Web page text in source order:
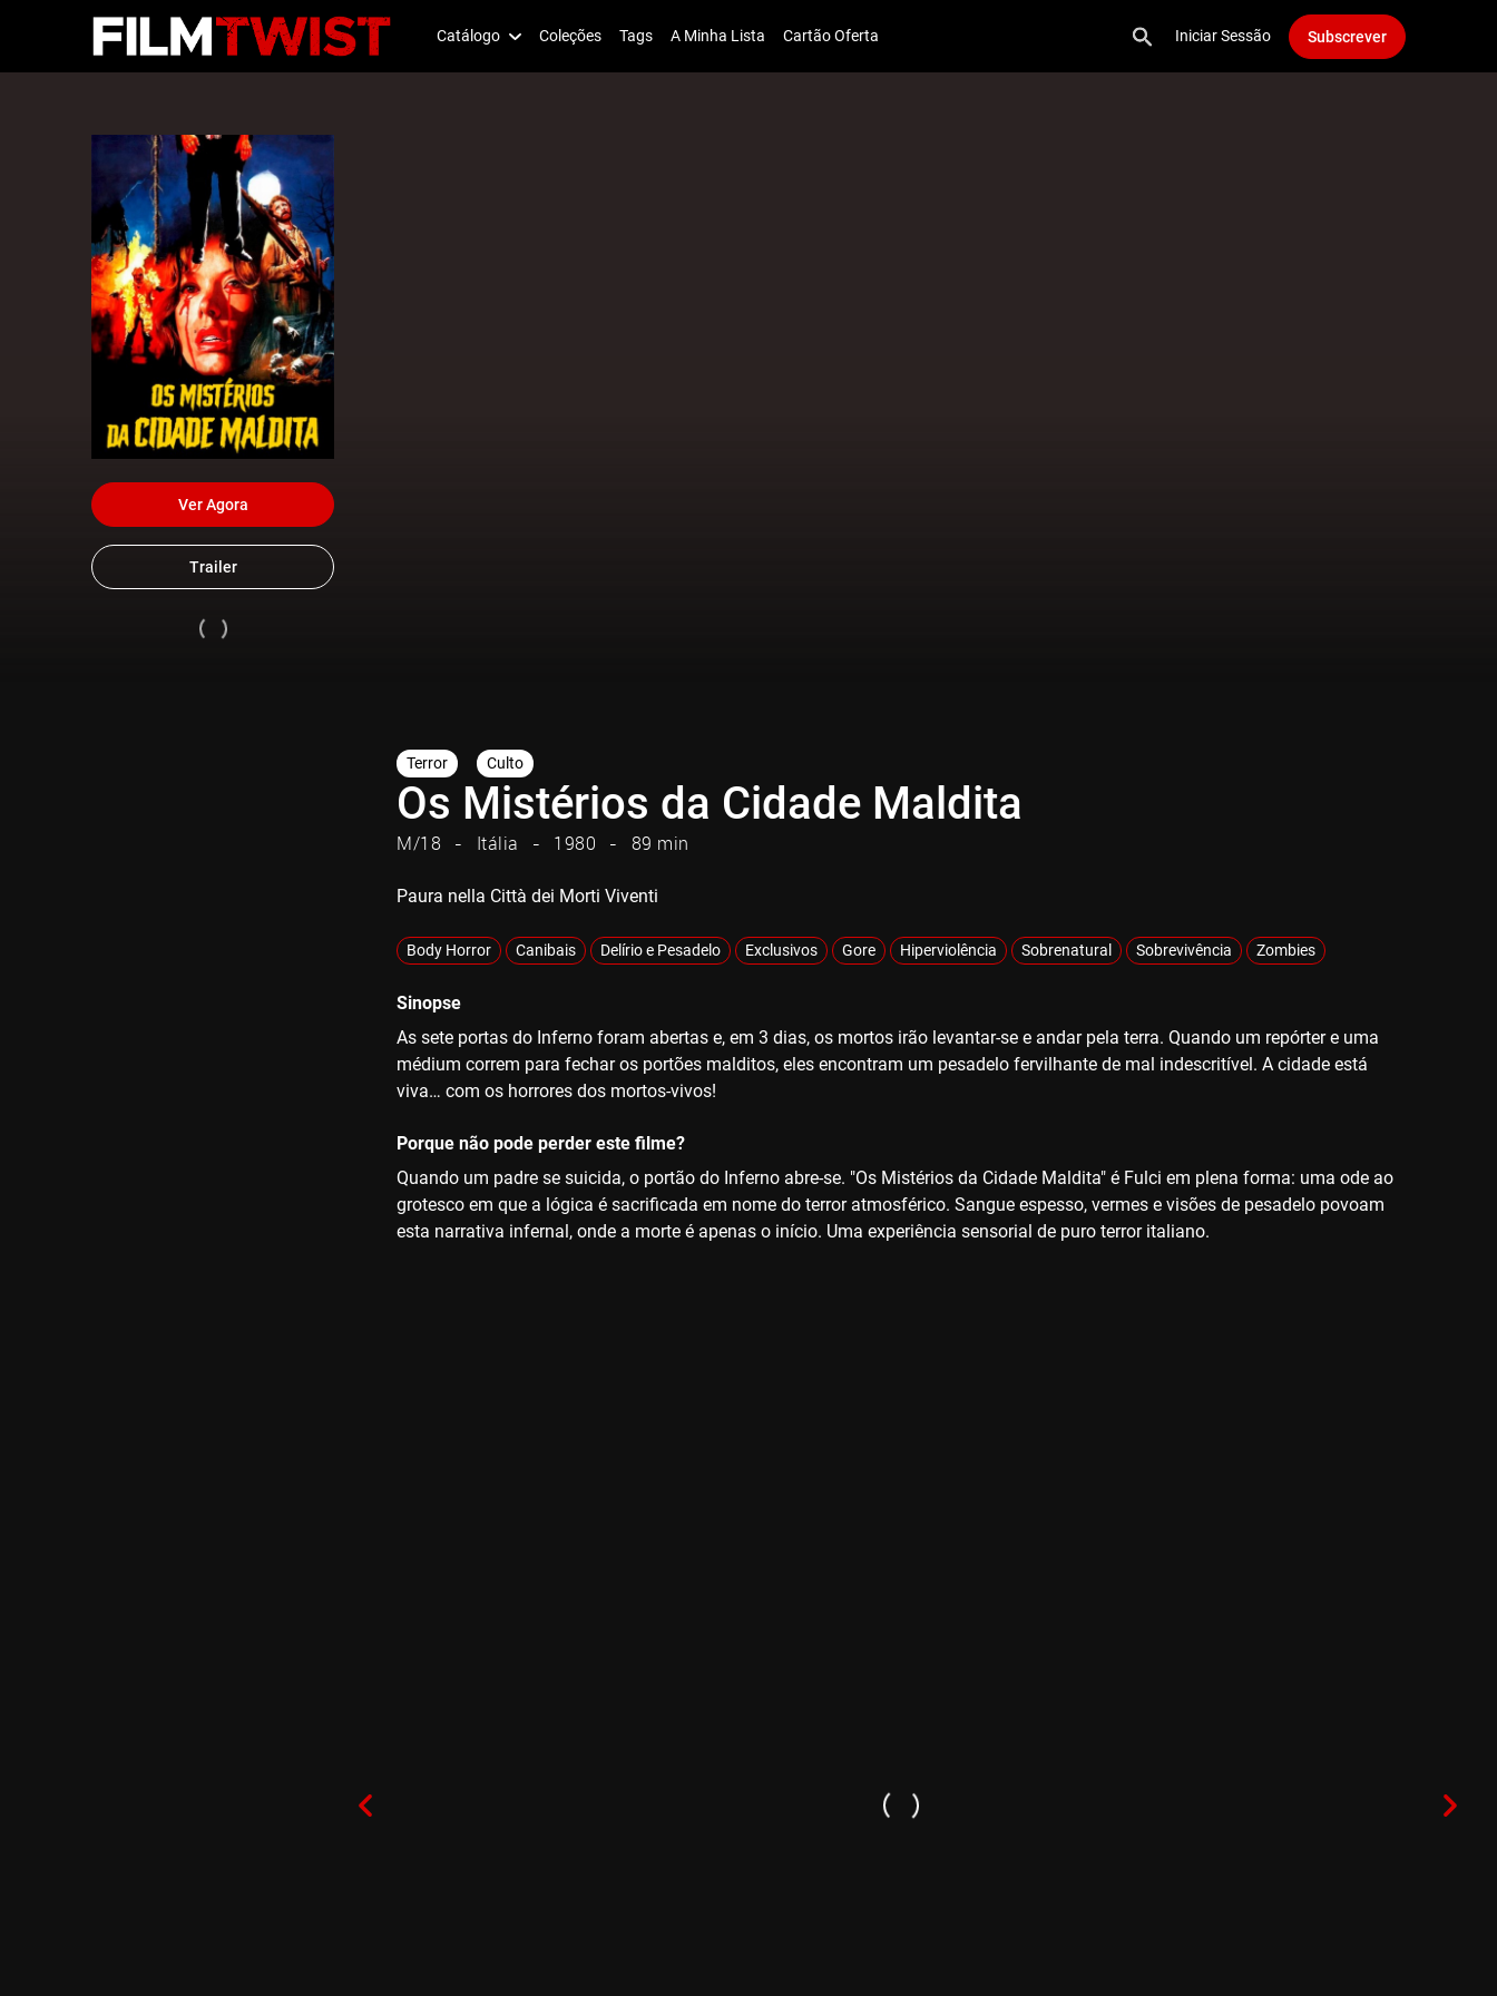
Catálogo Coleções Tags A Minha Lista Cartão Oferta Iniciar Sessão Subscrever
Ver Agora
Trailer
Terror Culto
Os Mistérios da Cidade Maldita
M/18 Itália 1980 89 min
Paura nella Città dei Morti Viventi
Body Horror Canibais Delírio e Pesadelo Exclusivos Gore Hiperviolência Sobrenatural Sobrevivência Zombies
Sinopse
As sete portas do Inferno foram abertas e, em 3 dias, os mortos irão levantar-se e andar pela terra. Quando um repórter e uma
médium correm para fechar os portões malditos, eles encontram um pesadelo fervilhante de mal indescritível. A cidade está
viva… com os horrores dos mortos-vivos!
Porque não pode perder este filme?
Quando um padre se suicida, o portão do Inferno abre-se. "Os Mistérios da Cidade Maldita" é Fulci em plena forma: uma ode ao
grotesco em que a lógica é sacrificada em nome do terror atmosférico. Sangue espesso, vermes e visões de pesadelo povoam
esta narrativa infernal, onde a morte é apenas o início. Uma experiência sensorial de puro terror italiano.